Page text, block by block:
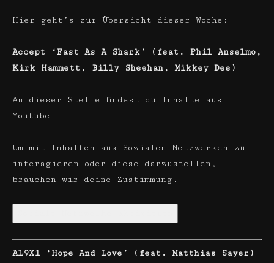
Hier geht’s zur Übersicht dieser Woche:
Accept ‘Fast As A Shark’ (feat. Phil Anselmo,
Kirk Hammett, Billy Sheehan, Mikkey Dee)
An dieser Stelle findest du Inhalte aus
Youtube
Um mit Inhalten aus Sozialen Netzwerken zu
interagieren oder diese darzustellen,
brauchen wir deine Zustimmung.
AL9X1 ‘Hope And Love’ (feat. Matthias Sayer)